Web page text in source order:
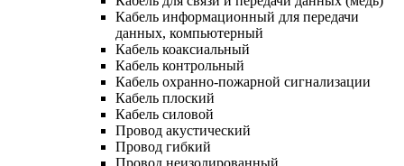
Кабель информационный для передачи
данных, компьютерный
Кабель коаксиальный
Кабель контрольный
Кабель охранно-пожарной сигнализации
Кабель плоский
Кабель силовой
Провод акустический
Провод гибкий
Провод неизолированный